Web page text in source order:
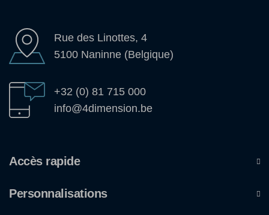
Rue des Linottes, 4
5100 Naninne (Belgique)
+32 (0) 81 715 000
info@4dimension.be
Accès rapide
Personnalisations